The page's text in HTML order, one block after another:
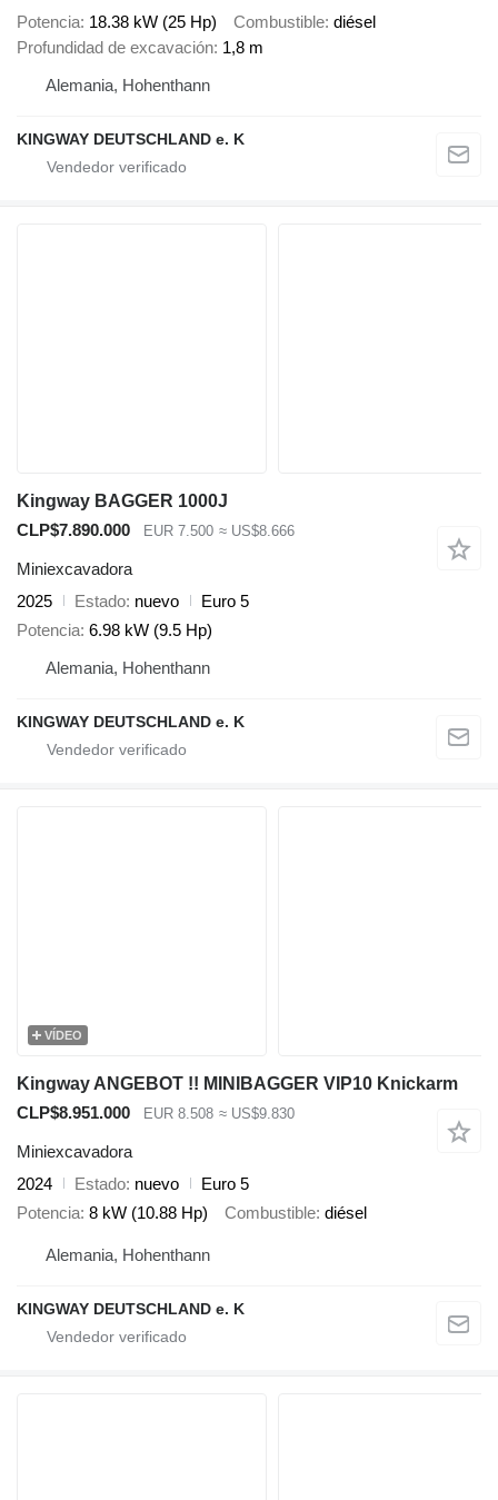
Potencia 18.38 kW (25 Hp) Combustible diésel
Profundidad de excavación 1,8 m
Alemania, Hohenthann
KINGWAY DEUTSCHLAND e. K
Kingway BAGGER 1000J
CLP$7.890.000
EUR 7.500 ≈ US$8.666
Miniexcavadora
2025
Estado nuevo
Euro 5
Potencia 6.98 kW (9.5 Hp)
Alemania, Hohenthann
KINGWAY DEUTSCHLAND e. K
VÍDEO
Kingway ANGEBOT !! MINIBAGGER VIP10 Knickarm
CLP$8.951.000
EUR 8.508 ≈ US$9.830
Miniexcavadora
2024
Estado nuevo
Euro 5
Potencia 8 kW (10.88 Hp) Combustible diésel
Alemania, Hohenthann
KINGWAY DEUTSCHLAND e. K